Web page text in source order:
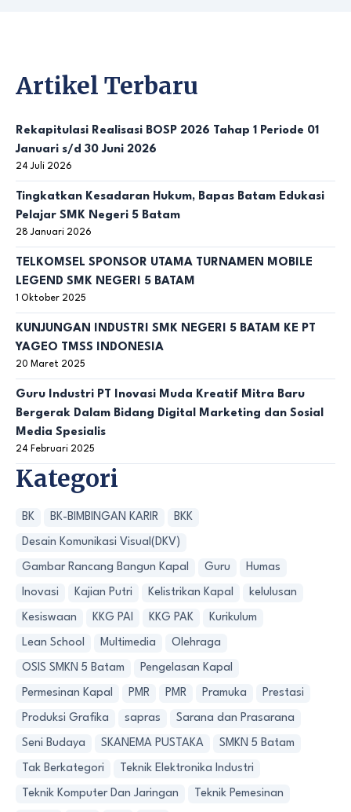
Artikel Terbaru
Rekapitulasi Realisasi BOSP 2026 Tahap 1 Periode 01
Januari s/d 30 Juni 2026
24 Juli 2026
Tingkatkan Kesadaran Hukum, Bapas Batam Edukasi
Pelajar SMK Negeri 5 Batam
28 Januari 2026
TELKOMSEL SPONSOR UTAMA TURNAMEN MOBILE
LEGEND SMK NEGERI 5 BATAM
1 Oktober 2025
KUNJUNGAN INDUSTRI SMK NEGERI 5 BATAM KE PT
YAGEO TMSS INDONESIA
20 Maret 2025
Guru Industri PT Inovasi Muda Kreatif Mitra Baru
Bergerak Dalam Bidang Digital Marketing dan Sosial
Media Spesialis
24 Februari 2025
Kategori
BK BK-BIMBINGAN KARIR BKK
Desain Komunikasi Visual(DKV)
Gambar Rancang Bangun Kapal Guru Humas
Inovasi Kajian Putri Kelistrikan Kapal kelulusan
Kesiswaan KKG PAI KKG PAK Kurikulum
Lean School Multimedia Olehraga
OSIS SMKN 5 Batam Pengelasan Kapal
Permesinan Kapal PMR PMR Pramuka Prestasi
Produksi Grafika sapras Sarana dan Prasarana
Seni Budaya SKANEMA PUSTAKA SMKN 5 Batam
Tak Berkategori Teknik Elektronika Industri
Teknik Komputer Dan Jaringan Teknik Pemesinan